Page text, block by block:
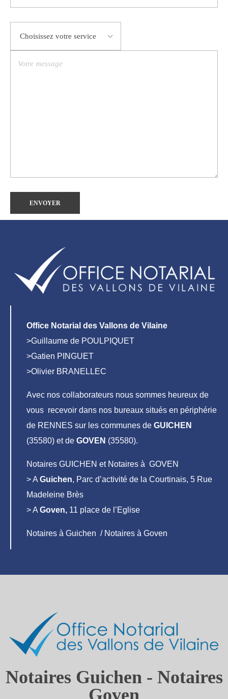
Office Notarial des Vallons de Vilaine
>Guillaume de POULPIQUET
>Gatien PINGUET
>Olivier BRANELLEC
Avec nos collaborateurs nous sommes heureux de
vous recevoir dans nos bureaux situés en périphérie
de RENNES sur les communes de GUICHEN
(35580) et de GOVEN (35580).
Notaires GUICHEN et Notaires à GOVEN
> A Guichen, Parc d’activité de la Courtinais, 5 Rue
Madeleine Brès
> A Goven, 11 place de l’Eglise
Notaires à Guichen / Notaires à Goven
Notaires Guichen - Notaires
Goven